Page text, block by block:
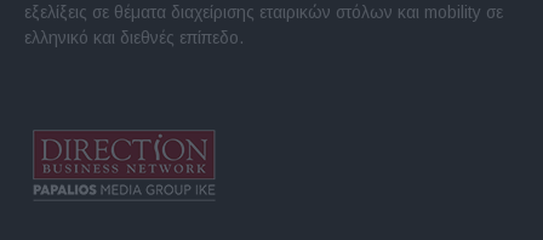
εξελίξεις σε θέματα διαχείρισης εταιρικών στόλων και mobility σε
ελληνικό και διεθνές επίπεδο.